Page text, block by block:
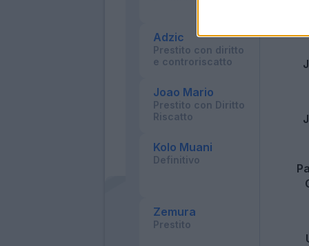
Adzic
Prestito con diritto
e controriscatto
Joao Mario
Prestito con Diritto
Riscatto
Kolo Muani
Definitivo
Zemura
Prestito